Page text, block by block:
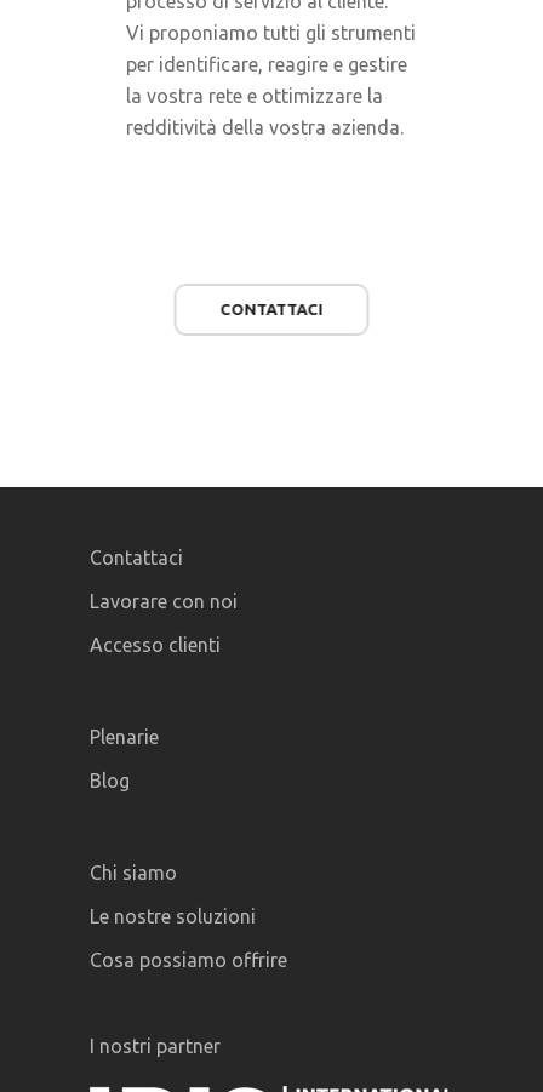
Vi proponiamo tutti gli strumenti
per identificare, reagire e gestire
la vostra rete e ottimizzare la
redditività della vostra azienda.
CONTATTACI
Contattaci
Lavorare con noi
Accesso clienti
Plenarie
Blog
Chi siamo
Le nostre soluzioni
Cosa possiamo offrire
I nostri partner